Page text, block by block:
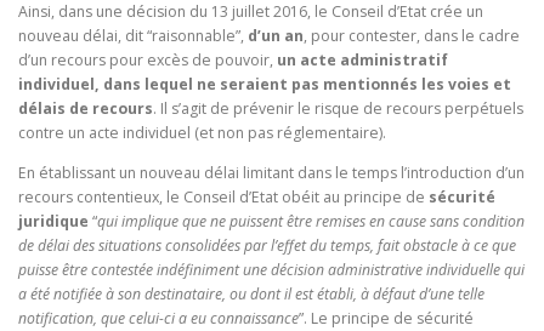
Ainsi, dans une décision du 13 juillet 2016, le Conseil d’Etat crée un
nouveau délai, dit “raisonnable”, d’un an, pour contester, dans le cadre
d’un recours pour excès de pouvoir, un acte administratif
individuel, dans lequel ne seraient pas mentionnés les voies et
délais de recours. Il s’agit de prévenir le risque de recours perpétuels
contre un acte individuel (et non pas réglementaire).
En établissant un nouveau délai limitant dans le temps l’introduction d’un
recours contentieux, le Conseil d’Etat obéit au principe de sécurité
juridique “qui implique que ne puissent être remises en cause sans condition
de délai des situations consolidées par l’effet du temps, fait obstacle à ce que
puisse être contestée indéfiniment une décision administrative individuelle qui
a été notifiée à son destinataire, ou dont il est établi, à défaut d’une telle
notification, que celui-ci a eu connaissance”. Le principe de sécurité